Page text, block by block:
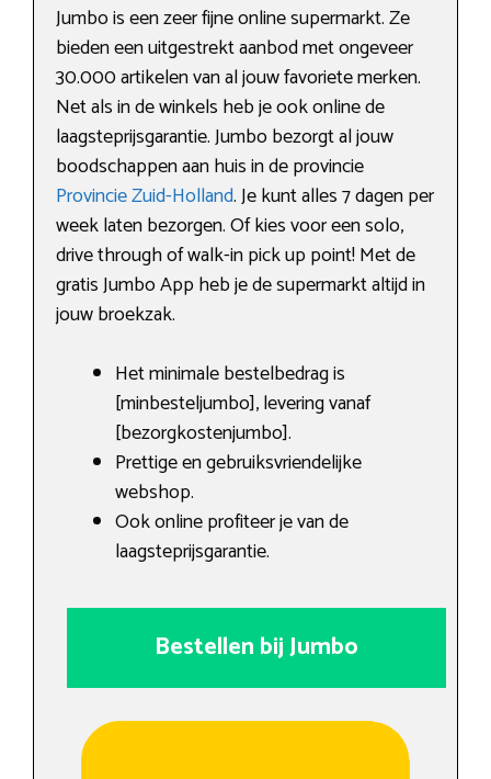
Jumbo is een zeer fijne online supermarkt. Ze
bieden een uitgestrekt aanbod met ongeveer
30.000 artikelen van al jouw favoriete merken.
Net als in de winkels heb je ook online de
laagsteprijsgarantie. Jumbo bezorgt al jouw
boodschappen aan huis in de provincie
Provincie Zuid-Holland. Je kunt alles 7 dagen per
week laten bezorgen. Of kies voor een solo,
drive through of walk-in pick up point! Met de
gratis Jumbo App heb je de supermarkt altijd in
jouw broekzak.
Het minimale bestelbedrag is
[minbesteljumbo], levering vanaf
[bezorgkostenjumbo].
Prettige en gebruiksvriendelijke
webshop.
Ook online profiteer je van de
laagsteprijsgarantie.
Bestellen bij Jumbo